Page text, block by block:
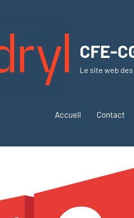
CFE-
Le site web
Accueil Contact